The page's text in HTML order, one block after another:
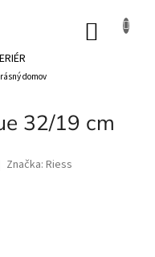
domov
32/19 cm
Značka: Riess